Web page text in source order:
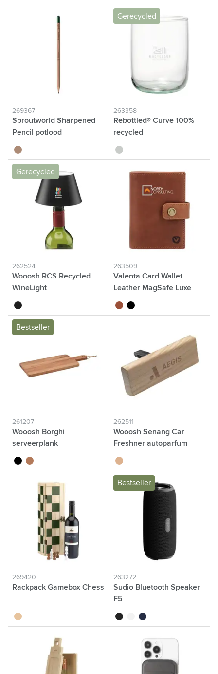
269367
Sproutworld Sharpened
Pencil potlood
brun bois
Gerecycled
263358
Rebottled® Curve 100%
recycled
translucide
Gerecycled
262524
Wooosh RCS Recycled
WineLight
noir
263509
Valenta Card Wallet
Leather MagSafe Luxe
brun noir
Bestseller
261207
Wooosh Borghi
serveerplank
noir brun bois
262511
Wooosh Senang Car
Freshner autoparfum
brun bois
269420
Rackpack Gamebox Chess
brun bois
Bestseller
263272
Sudio Bluetooth Speaker
F5
noir blancbleu foncé